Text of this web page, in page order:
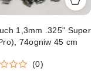
1,3mm .325" Super
74ogniw 45 cm
(0)